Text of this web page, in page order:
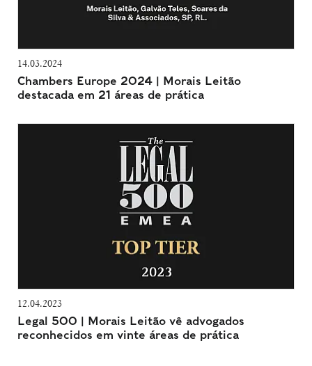
14.03.2024
Chambers Europe 2024 | Morais Leitão
destacada em 21 áreas de prática
12.04.2023
Legal 500 | Morais Leitão vê advogados
reconhecidos em vinte áreas de prática